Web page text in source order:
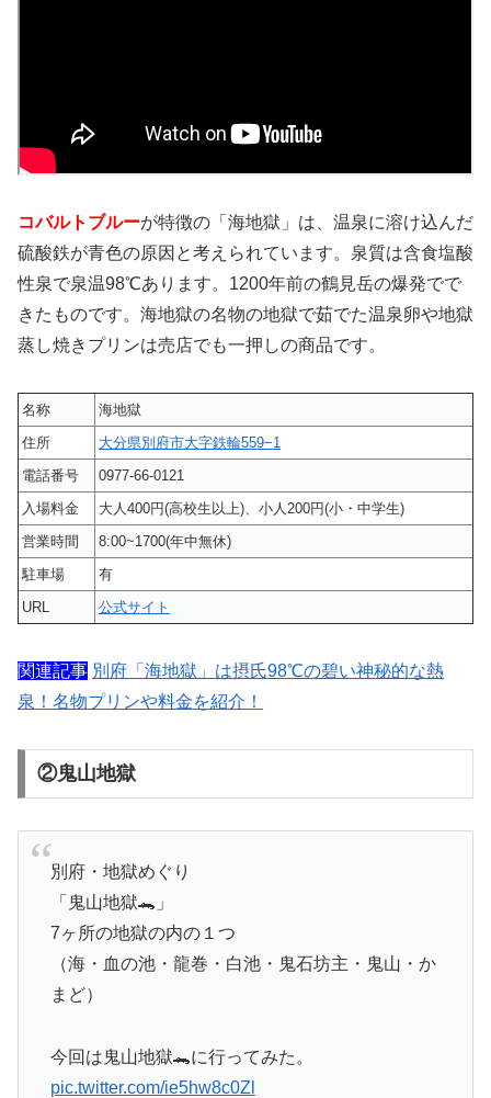
コバルトブルーが特徴の「海地獄」は、温泉に溶け込んだ
硫酸鉄が青色の原因と考えられています。泉質は含食塩酸
性泉で泉温98℃あります。1200年前の鶴見岳の爆発でで
きたものです。海地獄の名物の地獄で茹でた温泉卵や地獄
蒸し焼きプリンは売店でも一押しの商品です。
名称
海地獄
住所
大分県別府市大字鉄輪559−1
電話番号
0977-66-0121
入場料金
大人400円(高校生以上)、小人200円(小・中学生)
営業時間
8:00~1700(年中無休)
駐車場
有
URL
公式サイト
関連記事 別府「海地獄」は摂氏98℃の碧い神秘的な熱
泉！名物プリンや料金を紹介！
②鬼山地獄
別府・地獄めぐり
「鬼山地獄🐊」
7ヶ所の地獄の内の１つ
（海・血の池・龍巻・白池・鬼石坊主・鬼山・か
まど）
今回は鬼山地獄🐊に行ってみた。
pic.twitter.com/ie5hw8c0Zl